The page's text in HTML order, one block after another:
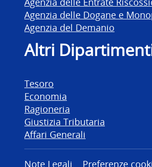
Agenzia delle Dogane e
Agenzia del Demanio
Altri
Tesoro
Economia
Ragioneria
Giustizia Tributaria
Affari Generali
Note Legali Preferenze